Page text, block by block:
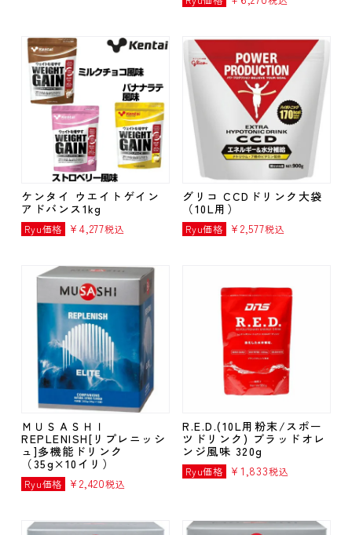
ケンタイ ウエイトゲイン
アドバンス1kg
Ryu価格 ¥4,277税込
グリコ CCDドリンク大袋
（10L用）
Ryu価格 ¥ 2,577税込
ＭＵＳＡＳＨＩ
REPLENISH[リプレニッシ
ュ]多機能ドリンク
（35g×10イリ）
Ryu価格 ¥2,420税込
R.E.D.(10L用粉末/スポー
ツドリンク) ブラッドオレ
ンジ風味 320g
Ryu価格 ¥ 1,833税込